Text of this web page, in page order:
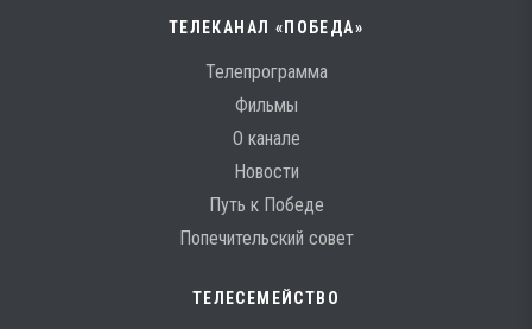
ТЕЛЕКАНАЛ «ПОБЕДА»
Телепрограмма
Фильмы
О канале
Новости
Путь к Победе
Попечительский совет
ТЕЛЕСЕМЕЙСТВО